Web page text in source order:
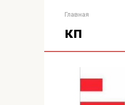
Главная
кп